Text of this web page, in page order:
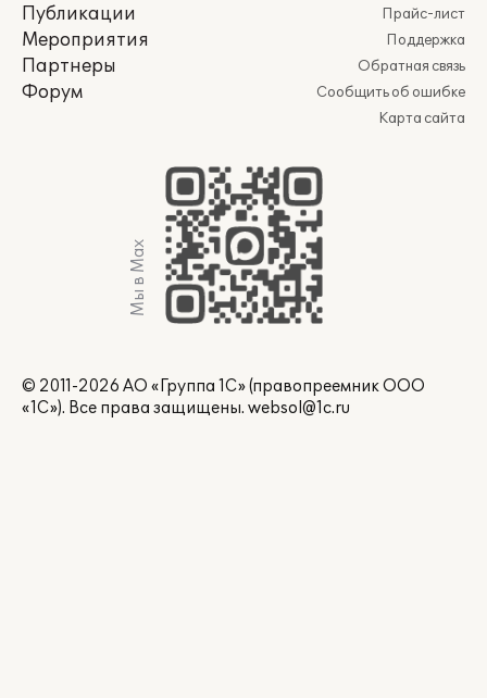
Публикации
Мероприятия
Партнеры
Форум
Прайс-лист
Поддержка
Обратная связь
Сообщить об ошибке
Карта сайта
Мы в Max
© 2011-2026 АО «Группа 1С» (правопреемник ООО
«1С»). Все права защищены. websol@1c.ru